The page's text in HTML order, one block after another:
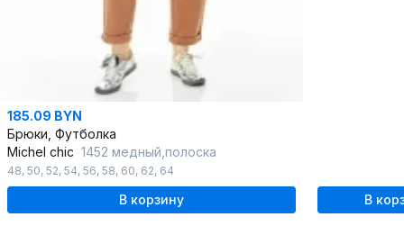
185.09 BYN
Брюки, Футболка
Michel chic 1452 медный,полоска
48, 50, 52, 54, 56, 58, 60, 62, 64
В корзину В